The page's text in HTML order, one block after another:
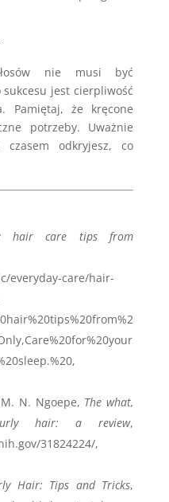
nie musi być
jest cierpliwość
Pamiętaj, że kręcone
potrzeby. Uważnie
odkryjesz, co
hair care tips from
everyday-care/hair-
,
N. Ngoepe, The what,
hair: a review,
31824224/,
Hair: Tips and Tricks,